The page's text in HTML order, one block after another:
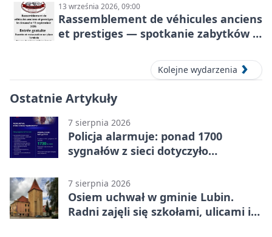
13 września 2026, 09:00
Rassemblement de véhicules anciens
et prestiges — spotkanie zabytków i
Kolejne wydarzenia
Ostatnie Artykuły
7 sierpnia 2026
Policja alarmuje: ponad 1700
sygnałów z sieci dotyczyło
7 sierpnia 2026
Osiem uchwał w gminie Lubin.
Radni zajęli się szkołami, ulicami i